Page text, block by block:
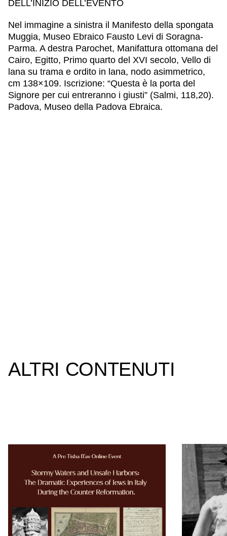
DELL’INIZIO DELL’EVENTO
Nel immagine a sinistra il Manifesto della spongata
Muggia, Museo Ebraico Fausto Levi di Soragna-
Parma. A destra Parochet, Manifattura ottomana del
Cairo, Egitto, Primo quarto del XVI secolo, Vello di
lana su trama e ordito in lana, nodo asimmetrico,
cm 138×109. Iscrizione: “Questa è la porta del
Signore per cui entreranno i giusti” (Salmi, 118,20).
Padova, Museo della Padova Ebraica.
ALTRI CONTENUTI